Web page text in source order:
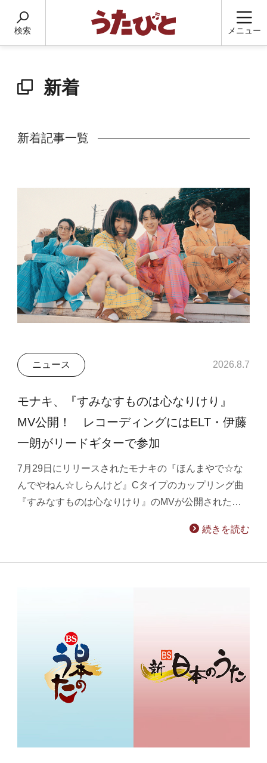
検索 メニュー
新着
新着記事一覧
ニュース 2026.8.7
モナキ、『すみなすものは心なりけり』
MV公開！ レコーディングにはELT・伊藤
一朗がリードギターで参加
7月29日にリリースされたモナキの『ほんまやで☆な
んでやねん☆しらんけど』Cタイプのカップリング曲
『すみなすものは心なりけり』のMVが公開された…
続きを読む